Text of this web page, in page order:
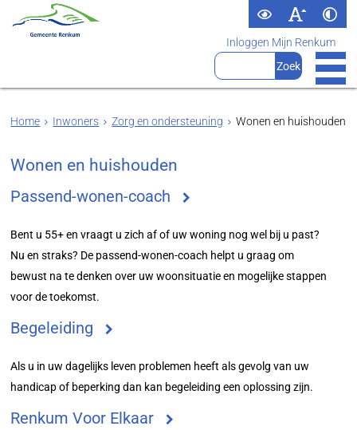
Inloggen Mijn Renkum
Home Inwoners Zorg en ondersteuning Wonen en huishouden
Wonen en huishouden
Passend-wonen-coach
Bent u 55+ en vraagt u zich af of uw woning nog wel bij u past?
Nu en straks? De passend-wonen-coach helpt u graag om
bewust na te denken over uw woonsituatie en mogelijke stappen
voor de toekomst.
Begeleiding
Als u in uw dagelijks leven problemen heeft als gevolg van uw
handicap of beperking dan kan begeleiding een oplossing zijn.
Renkum Voor Elkaar